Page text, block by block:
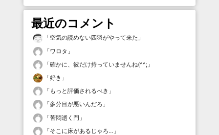
最近のコメント
「空気の読めない四羽がやって来た 」
「ワロタ 」
「確かに、彼だけ持っていませんね(^^; 」
「好き 」
「 もっと評価されるべき 」
「多分目が悪いんだろ 」
「苦悶逝く門 」
「そこに床があるじゃろ… 」